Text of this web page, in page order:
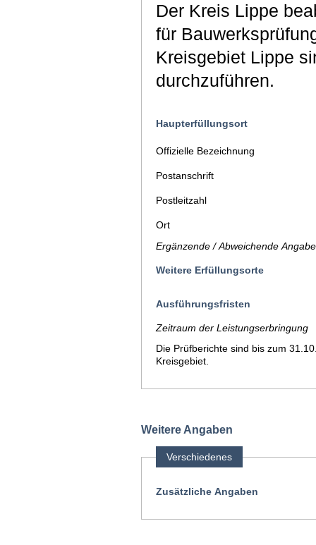
Der Kreis Lippe
für
Kreisgebiet Lippe
durchzuführen.
Haupterfüllungsort
Offizielle Bezeichnung
Postanschrift
Postleitzahl
Ort
Ergänzende / Abweichende
Weitere Erfüllungsorte
Ausführungsfristen
Zeitraum der Leistungserbringung
Die Prüfberichte sind bis zum
Kreisgebiet.
Weitere Angaben
Verschiedenes
Zusätzliche Angaben